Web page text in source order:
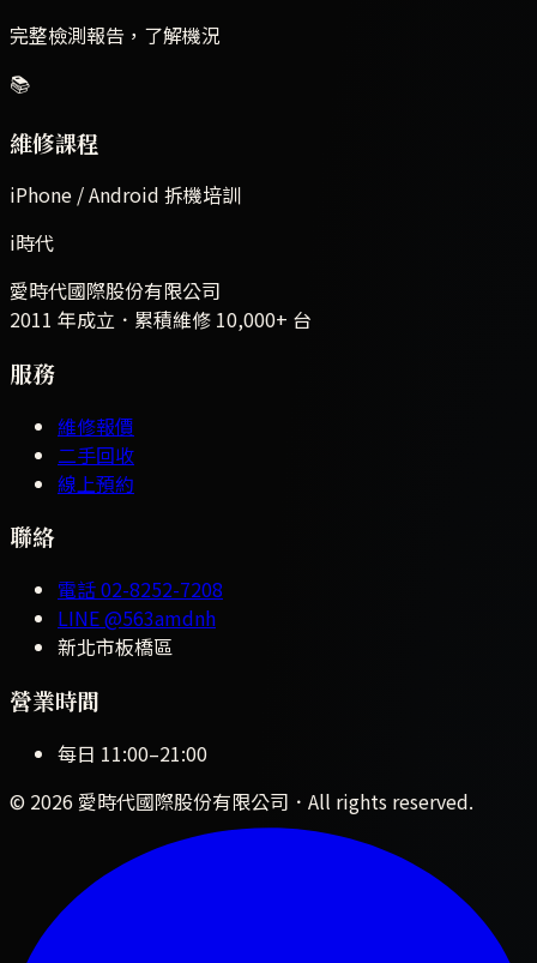
完整檢測報告，了解機況
📚
維修課程
iPhone / Android 拆機培訓
i時代
愛時代國際股份有限公司
2011 年成立．累積維修 10,000+ 台
服務
維修報價
二手回收
線上預約
聯絡
電話02-8252-7208
LINE@563amdnh
新北市板橋區
營業時間
每日 11:00–21:00
© 2026 愛時代國際股份有限公司 ．All rights reserved.